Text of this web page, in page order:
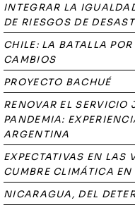
INTEGRAR LA
DE RIESGOS DE
CHILE: LA BATALLA
CAMBIOS
PROYECTO BACHUÉ
RENOVAR EL SERVICIO
PANDEMIA:
ARGENTINA
EXPECTATIVAS EN LAS
CUMBRE CLIMÁTICA
NICARAGUA, DEL